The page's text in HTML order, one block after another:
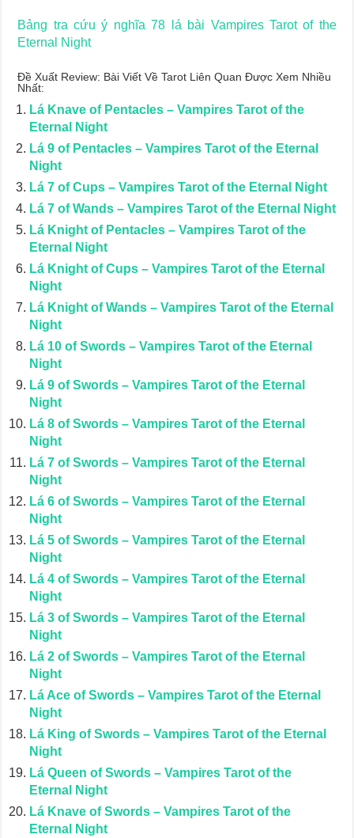
Bảng tra cứu ý nghĩa 78 lá bài Vampires Tarot of the
Eternal Night
Đề Xuất Review: Bài Viết Về Tarot Liên Quan Được Xem Nhiều
Nhất:
Lá Knave of Pentacles – Vampires Tarot of the
Eternal Night
Lá 9 of Pentacles – Vampires Tarot of the Eternal
Night
Lá 7 of Cups – Vampires Tarot of the Eternal Night
Lá 7 of Wands – Vampires Tarot of the Eternal Night
Lá Knight of Pentacles – Vampires Tarot of the
Eternal Night
Lá Knight of Cups – Vampires Tarot of the Eternal
Night
Lá Knight of Wands – Vampires Tarot of the Eternal
Night
Lá 10 of Swords – Vampires Tarot of the Eternal
Night
Lá 9 of Swords – Vampires Tarot of the Eternal
Night
Lá 8 of Swords – Vampires Tarot of the Eternal
Night
Lá 7 of Swords – Vampires Tarot of the Eternal
Night
Lá 6 of Swords – Vampires Tarot of the Eternal
Night
Lá 5 of Swords – Vampires Tarot of the Eternal
Night
Lá 4 of Swords – Vampires Tarot of the Eternal
Night
Lá 3 of Swords – Vampires Tarot of the Eternal
Night
Lá 2 of Swords – Vampires Tarot of the Eternal
Night
Lá Ace of Swords – Vampires Tarot of the Eternal
Night
Lá King of Swords – Vampires Tarot of the Eternal
Night
Lá Queen of Swords – Vampires Tarot of the
Eternal Night
Lá Knave of Swords – Vampires Tarot of the
Eternal Night